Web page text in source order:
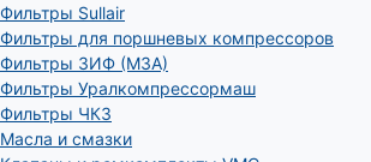
Фильтры Sullair
Фильтры для поршневых компрессоров
Фильтры ЗИФ (МЗА)
Фильтры Уралкомпрессормаш
Фильтры ЧКЗ
Масла и смазки